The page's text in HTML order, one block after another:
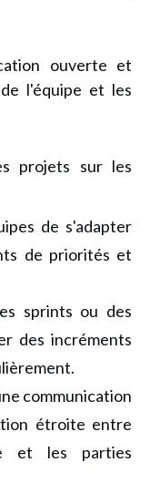
ouverte et
l'équipe et les
projets sur les
de s'adapter
de priorités et
sprints ou des
des incréments
communication
étroite entre
et les parties